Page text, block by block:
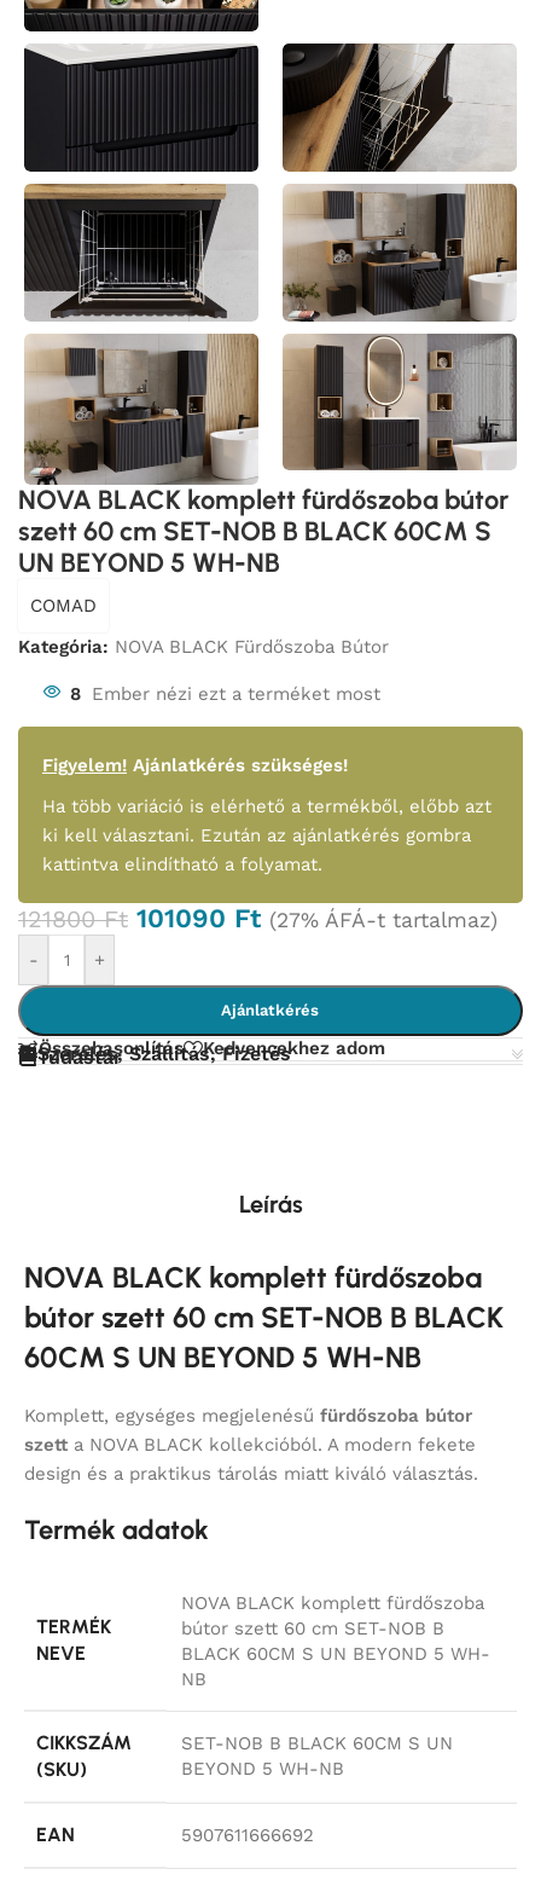
NOVA BLACK komplett fürdőszoba bútor
szett 60 cm SET-NOB B BLACK 60CM S
UN BEYOND 5 WH-NB
COMAD
Kategória: NOVA BLACK Fürdőszoba Bútor
8 Ember nézi ezt a terméket most
Figyelem! Ajánlatkérés szükséges!
Ha több variáció is elérhető a termékből, előbb azt
ki kell választani. Ezután az ajánlatkérés gombra
kattintva elindítható a folyamat.
121800Ft 101090 Ft (27% ÁFÁ-t tartalmaz)
- +
Ajánlatkérés
Összehasonlítás Kedvencekhez adom
Szerelés, Szállítás, Fizetés
Tudástár
Leírás
NOVA BLACK komplett fürdőszoba
bútor szett 60 cm SET-NOB B BLACK
60CM S UN BEYOND 5 WH-NB
Komplett, egységes megjelenésű fürdőszoba bútor
szett a NOVA BLACK kollekcióból. A modern fekete
design és a praktikus tárolás miatt kiváló választás.
Termék adatok
TERMÉK
NEVE
NOVA BLACK komplett fürdőszoba
bútor szett 60 cm SET-NOB B
BLACK 60CM S UN BEYOND 5 WH-
NB
CIKKSZÁM
(SKU)
SET-NOB B BLACK 60CM S UN
BEYOND 5 WH-NB
EAN 5907611666692